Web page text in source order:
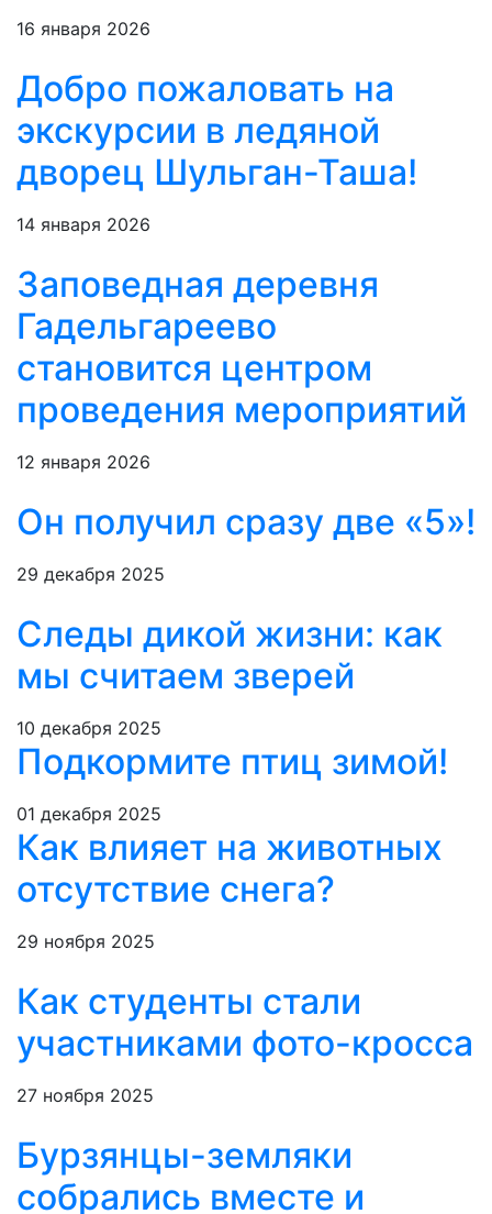
16 января 2026
Добро пожаловать на
экскурсии в ледяной
дворец Шульган-Таша!
14 января 2026
Заповедная деревня
Гадельгареево
становится центром
проведения мероприятий
12 января 2026
Он получил сразу две «5»!
29 декабря 2025
Следы дикой жизни: как
мы считаем зверей
10 декабря 2025
Подкормите птиц зимой!
01 декабря 2025
Как влияет на животных
отсутствие снега?
29 ноября 2025
Как студенты стали
участниками фото-кросса
27 ноября 2025
Бурзянцы-земляки
собрались вместе и